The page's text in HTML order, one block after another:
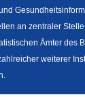
an zentraler
Ämter des
weiterer